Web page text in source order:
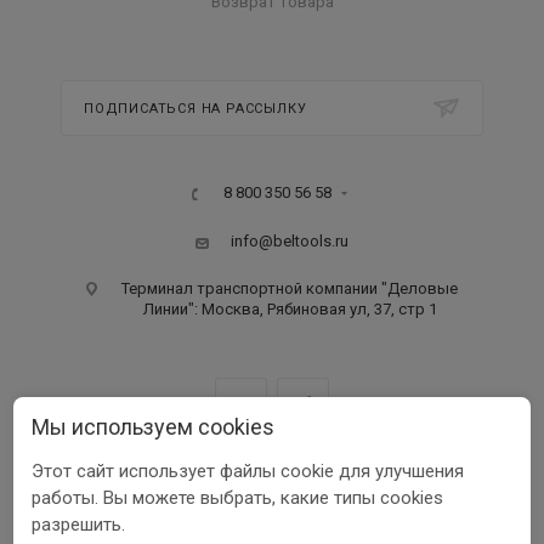
ПОДПИСАТЬСЯ НА РАССЫЛКУ
8 800 350 56 58
info@beltools.ru
Терминал транспортной компании "Деловые
Линии": Москва, Рябиновая ул, 37, стр 1
ООО ПФ «РУССКИЙ ИНСТРУМЕНТ» ИНН 3123401255
Мы используем cookies
Этот сайт использует файлы cookie для улучшения
работы. Вы можете выбрать, какие типы cookies
разрешить.